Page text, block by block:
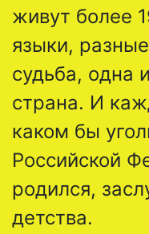
живут более
языки,
судьба, одна
страна. И
каком бы
Российской
родился,
детства.